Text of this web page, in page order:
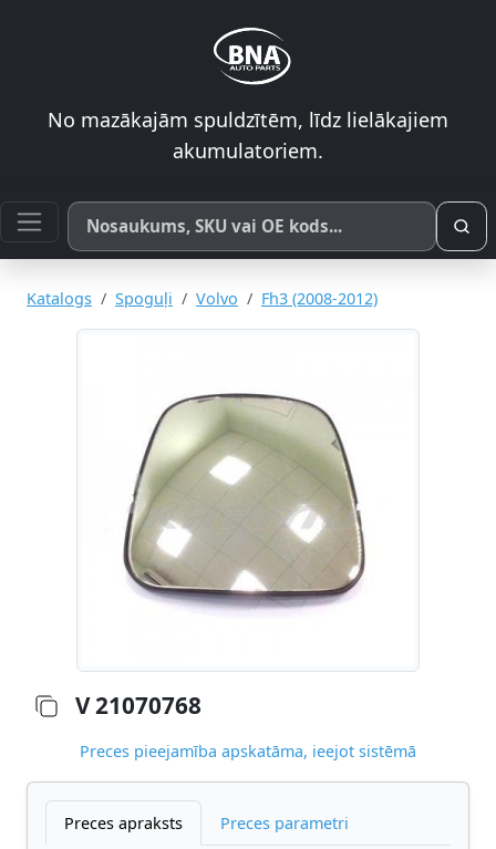
No mazākajām spuldzītēm, līdz lielākajiem
akumulatoriem.
Meklēt pēc produkta nosaukuma, SKU vai OE koda
Katalogs Spoguļi Volvo Fh3 (2008-2012)
V 21070768
Preces pieejamība apskatāma, ieejot sistēmā
Preces apraksts Preces parametri